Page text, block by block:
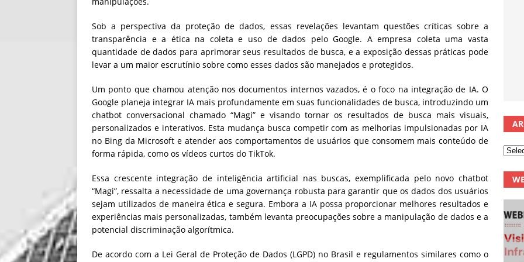
Sob a perspectiva da proteção de dados, essas revelações levantam questões críticas sobre a
transparência e a ética na coleta e uso de dados pelo Google. A empresa coleta uma vasta
quantidade de dados para aprimorar seus resultados de busca, e a exposição dessas práticas pode
levar a um maior escrutínio sobre como esses dados são manejados e protegidos.
Um ponto que chamou atenção nos documentos internos vazados, é o foco na integração de IA. O
Google planeja integrar IA mais profundamente em suas funcionalidades de busca, introduzindo um
chatbot conversacional chamado “Magi” e visando tornar os resultados de busca mais visuais,
personalizados e interativos. Esta mudança busca competir com as melhorias impulsionadas por IA
no Bing da Microsoft e atender aos comportamentos de usuários que consomem mais conteúdo de
forma rápida, como os vídeos curtos do TikTok​.
Essa crescente integração de inteligência artificial nas buscas, exemplificada pelo novo chatbot
“Magi”, ressalta a necessidade de uma governança robusta para garantir que os dados dos usuários
sejam utilizados de maneira ética e segura. Embora a IA possa proporcionar melhores resultados e
experiências mais personalizadas, também levanta preocupações sobre a manipulação de dados e a
potencial discriminação algorítmica.
De acordo com a Lei Geral de Proteção de Dados (LGPD) no Brasil e regulamentos similares como o